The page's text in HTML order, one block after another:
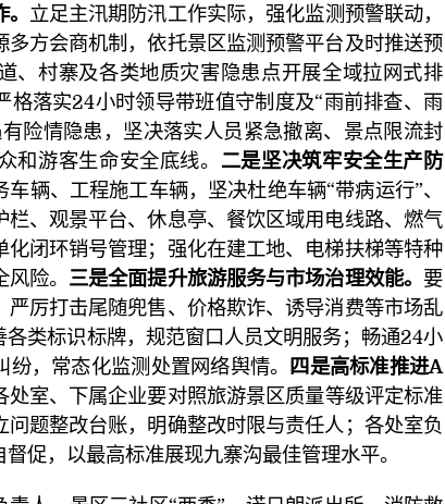
立足主汛期防汛工作实际，强化监测预警联动，
方会商机制，依托景区监测预警平台及时推送预
、村寨及各类地质灾害隐患点开展全域拉网式排
格落实24小时领导带班值守制度及“雨前排查、雨
险情隐患，坚决落实人员紧急撤离、景点限流封
和游客生命安全底线。 二是坚决筑牢安全生产防
辆、工程施工车辆，坚决杜绝车辆“带病运行”、
、观景平台、休息亭、餐饮区域用电线路、燃气
闭环销号管理；强化在建工地、电梯扶梯等特种
险。 三是全面提升旅游服务与市场治理效能。 要
厉打击尾随兜售、价格欺诈、诱导消费等市场乱
类标识标牌，规范窗口人员文明服务；畅通24小
，常态化监测处置网络舆情。 四是高标准推进A
处室、下属企业要对照旅游景区质量等级评定标准
题整改台账，明确整改时限与责任人；各处室负
促，以最高标准展现九寨沟最佳管理水平。